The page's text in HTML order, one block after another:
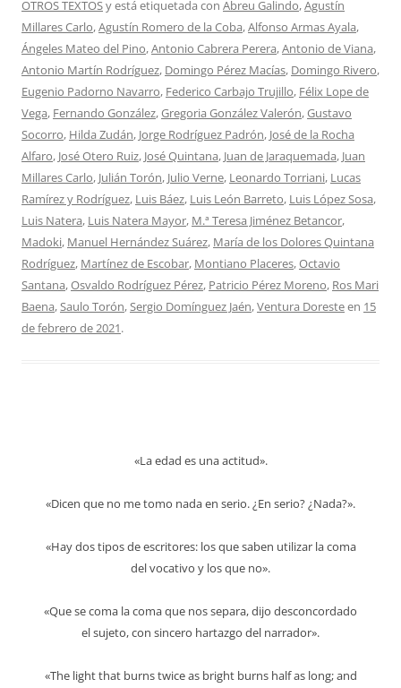
OTROS TEXTOSy está etiquetada con Abreu Galindo,Agustín
Millares Carlo,Agustín Romero de la Coba,Alfonso Armas Ayala,
Ángeles Mateo del Pino,Antonio Cabrera Perera,Antonio de Viana,
Antonio Martín Rodríguez, Domingo Pérez Macías, Domingo Rivero,
Eugenio Padorno Navarro, Federico Carbajo Trujillo, Félix Lope de
Vega, Fernando González,Gregoria González Valerón,Gustavo
Socorro, Hilda Zudán, Jorge Rodríguez Padrón, José de la Rocha
Alfaro, José Otero Ruiz, José Quintana, Juan de Jaraquemada, Juan
Millares Carlo, Julián Torón, Julio Verne, Leonardo Torriani, Lucas
Ramírez y Rodríguez, Luis Báez, Luis León Barreto, Luis López Sosa,
Luis Natera, Luis Natera Mayor, M.ª Teresa Jiménez Betancor,
Madoki, Manuel Hernández Suárez, María de los Dolores Quintana
Rodríguez, Martínez de Escobar, Montiano Placeres,Octavio
Santana,Osvaldo Rodríguez Pérez, Patricio Pérez Moreno, Ros Mari
Baena,Saulo Torón,Sergio Domínguez Jaén,Ventura Doresteen 15
de febrero de 2021.
«La edad es una actitud».
«Dicen que no me tomo nada en serio. ¿En serio? ¿Nada?».
«Hay dos tipos de escritores: los que saben utilizar la coma
del vocativo y los que no».
«Que se coma la coma que nos separa, dijo desconcordado
el sujeto, con sincero hartazgo del narrador».
«The light that burns twice as bright burns half as long; and